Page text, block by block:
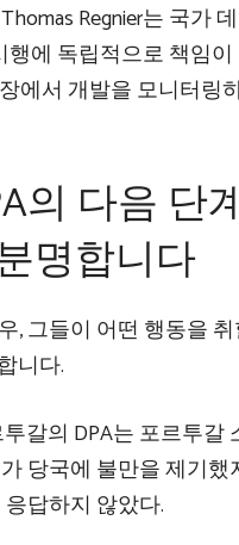
Regnier는 국가
행에 독립적으로 책임
에서 개발을 모니터링
의 다음 단
명합니다
, 그들이 어떤 행동을
니다.
갈의 DPA는 포르투갈
당국에 불만을 제기했
답하지 않았다.